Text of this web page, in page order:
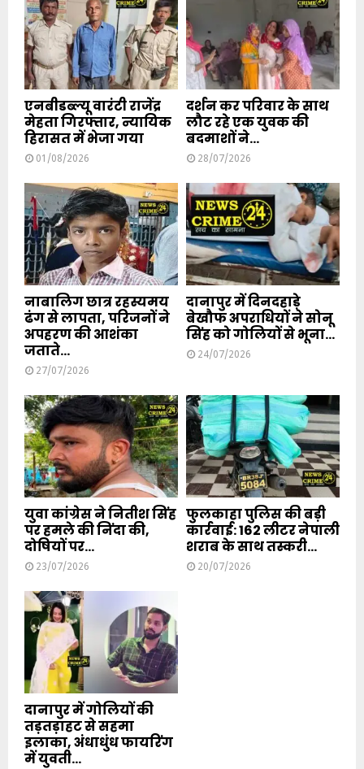
एनबीडब्ल्यू वारंटी राजेंद्र
मेहता गिरफ्तार, न्यायिक
हिरासत में भेजा गया
01/08/2026
दर्शन कर परिवार के साथ
लौट रहे एक युवक की
बदमाशों ने...
28/07/2026
नाबालिग छात्र रहस्यमय
ढंग से लापता, परिजनों ने
अपहरण की आशंका
जताते...
27/07/2026
दानापुर में दिनदहाड़े
बेखौफ अपराधियों ने सोनू
सिंह को गोलियों से भूना...
24/07/2026
युवा कांग्रेस ने नितीश सिंह
पर हमले की निंदा की,
दोषियों पर...
23/07/2026
फुलकाहा पुलिस की बड़ी
कार्रवाई: 162 लीटर नेपाली
शराब के साथ तस्करी...
20/07/2026
दानापुर में गोलियों की
तड़तड़ाहट से सहमा
इलाका, अंधाधुंध फायरिंग
में युवती...